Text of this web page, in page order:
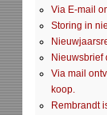
Via E-mail
Storing in
Nieuwsbrief
Via mail
koop.
Rembrandt